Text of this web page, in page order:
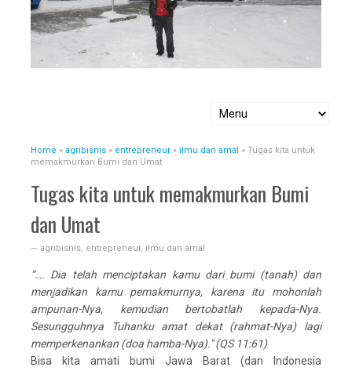
Home » agribisnis » entrepreneur » ilmu dan amal » Tugas kita untuk
memakmurkan Bumi dan Umat
Tugas kita untuk memakmurkan Bumi
dan Umat
— agribisnis, entrepreneur, ilmu dan amal
“…. Dia telah menciptakan kamu dari bumi (tanah) dan
menjadikan kamu pemakmurnya, karena itu mohonlah
ampunan-Nya, kemudian bertobatlah kepada-Nya.
Sesungguhnya Tuhanku amat dekat (rahmat-Nya) lagi
memperkenankan (doa hamba-Nya)." (QS 11:61)
Bisa kita amati bumi Jawa Barat (dan Indonesia